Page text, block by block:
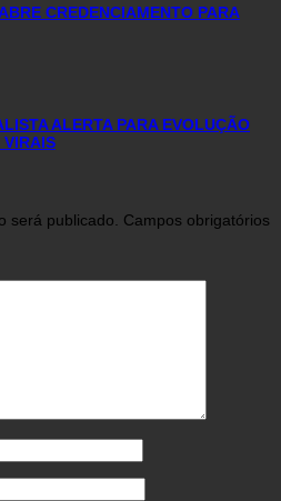
CREDENCIAMENTO PARA
ALERTA PARA EVOLUÇÃO
VIRAIS
será publicado. Campos obrigatórios